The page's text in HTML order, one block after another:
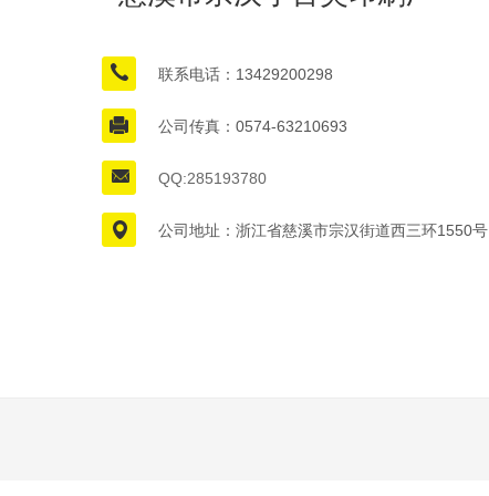
联系电话： 13429200298
公司传真：0574-63210693
QQ:285193780
公司地址： 浙江省慈溪市宗汉街道西三环1550号